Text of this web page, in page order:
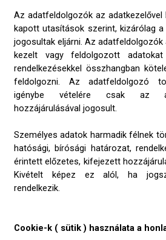
Az adatfeldolgozók az
kapott utasítások szerint, kizárólag
jogosultak eljárni. Az
kezelt vagy feldolgozott
rendelkezésekkel összhangban
feldolgozni. Az adatfeldolgozó
igénybe vételére csak az
hozzájárulásával jogosult.
Személyes adatok harmadik félnek
hatósági, bírósági határozat,
érintett előzetes, kifejezett
Kivételt képez ez alól, ha
rendelkezik.
Cookie-k ( sütik ) használata a